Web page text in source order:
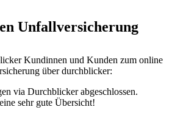
Unfall­versicherung
Kundinnen und Kunden zum online
über durchblicker:
via Durchblicker abgeschlossen.
sehr gute Übersicht!